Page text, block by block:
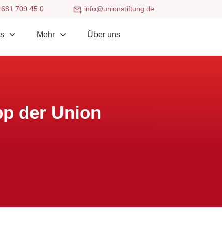
709 45 0 info@unionstiftung.de
Mehr Über uns
der Union